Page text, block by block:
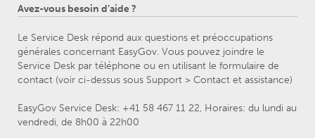
Avez-vous besoin d’aide ?
Le Service Desk répond aux questions et préoccupations
générales concernant EasyGov. Vous pouvez joindre le
Service Desk par téléphone ou en utilisant le formulaire de
contact (voir ci-dessus sous Support > Contact et assistance)
EasyGov Service Desk: +41 58 467 11 22, Horaires: du lundi au
vendredi, de 8h00 à 22h00